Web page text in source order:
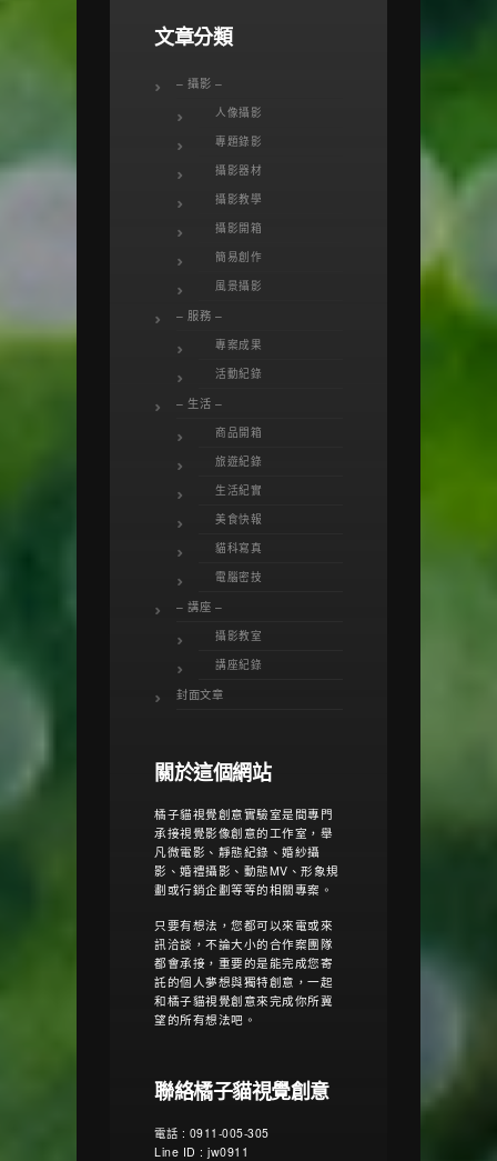
文章分類
– 攝影 –
人像攝影
專題錄影
攝影器材
攝影教學
攝影開箱
簡易創作
風景攝影
– 服務 –
專案成果
活動紀錄
– 生活 –
商品開箱
旅遊紀錄
生活紀實
美食快報
貓科寫真
電腦密技
– 講座 –
攝影教室
講座紀錄
封面文章
關於這個網站
橘子貓視覺創意實驗室是間專門
承接視覺影像創意的工作室，舉
凡微電影、靜態紀錄、婚紗攝
影、婚禮攝影、動態MV、形象規
劃或行銷企劃等等的相關專案。
只要有想法，您都可以來電或來
訊洽談，不論大小的合作案團隊
都會承接，重要的是能完成您寄
託的個人夢想與獨特創意，一起
和橘子貓視覺創意來完成你所冀
望的所有想法吧。
聯絡橘子貓視覺創意
電話 : 0911-005-305
Line ID : jw0911